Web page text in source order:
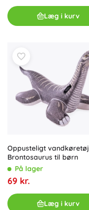
Læg i kurv
Oppusteligt vandkøretøj
Brontosaurus til børn
På lager
69 kr.
Læg i kurv